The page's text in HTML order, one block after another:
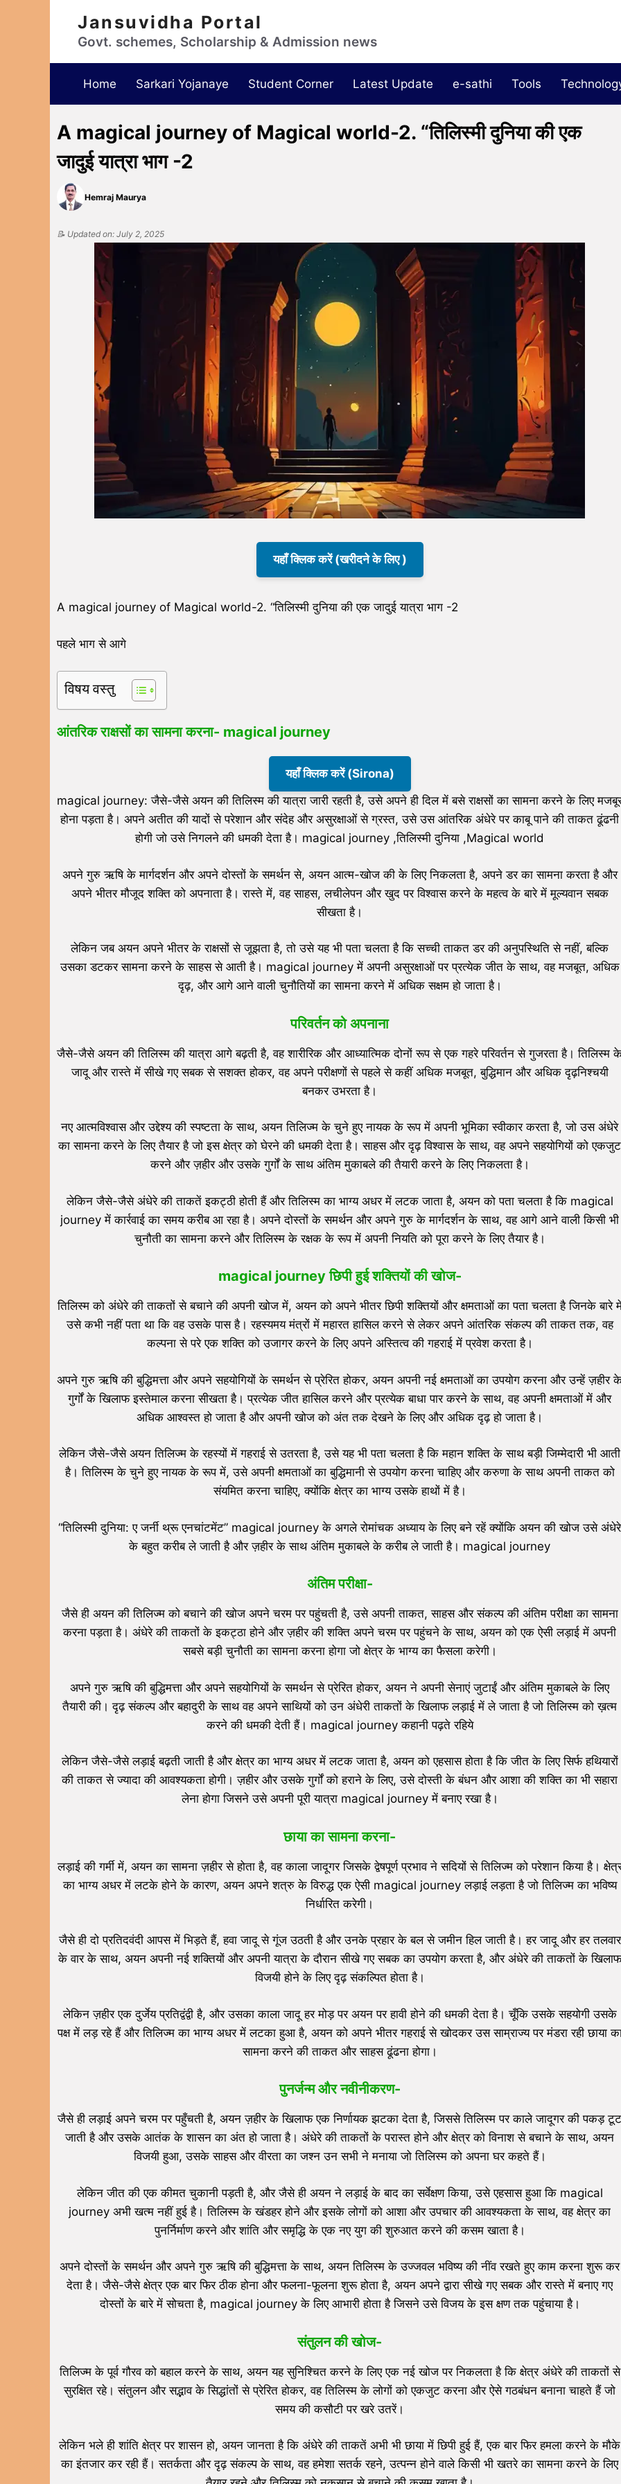
Jansuvidha Portal
Govt. schemes, Scholarship & Admission news
Home Sarkari Yojanaye Student Corner Latest Update e-sathi Tools
A magical journey of Magical world-2. “तिलिस्मी दुनिया की एक
जादुई यात्रा भाग -2
Hemraj Maurya
📝 Updated on: July 2, 2025
यहाँ क्लिक करें (खरीदने के लिए )
A magical journey of Magical world-2. “तिलिस्मी दुनिया की एक जादुई यात्रा भाग -2
पहले भाग से आगे
विषय वस्तु
आंतरिक राक्षसों का सामना करना- magical journey
यहाँ क्लिक करें (Sirona)
magical journey: जैसे-जैसे अयन की तिलिस्म की यात्रा जारी रहती है, उसे अपने ही दिल में बसे राक्षसों का सामना करने के लिए
होना पड़ता है। अपने अतीत की यादों से परेशान और संदेह और असुरक्षाओं से ग्रस्त, उसे उस आंतरिक अंधेरे पर काबू पाने की ताकत ढूंढनी
होगी जो उसे निगलने की धमकी देता है। magical journey ,तिलिस्मी दुनिया ,Magical world
अपने गुरु ऋषि के मार्गदर्शन और अपने दोस्तों के समर्थन से, अयन आत्म-खोज की के लिए निकलता है, अपने डर का सामना करता है और
अपने भीतर मौजूद शक्ति को अपनाता है। रास्ते में, वह साहस, लचीलेपन और खुद पर विश्वास करने के महत्व के बारे में मूल्यवान सबक
सीखता है।
लेकिन जब अयन अपने भीतर के राक्षसों से जूझता है, तो उसे यह भी पता चलता है कि सच्ची ताकत डर की अनुपस्थिति से नहीं, बल्कि
उसका डटकर सामना करने के साहस से आती है। magical journey में अपनी असुरक्षाओं पर प्रत्येक जीत के साथ, वह मजबूत, अधिक
दृढ़, और आगे आने वाली चुनौतियों का सामना करने में अधिक सक्षम हो जाता है।
परिवर्तन को अपनाना
जैसे-जैसे अयन की तिलिस्म की यात्रा आगे बढ़ती है, वह शारीरिक और आध्यात्मिक दोनों रूप से एक गहरे परिवर्तन से गुजरता है। तिलिस्म
जादू और रास्ते में सीखे गए सबक से सशक्त होकर, वह अपने परीक्षणों से पहले से कहीं अधिक मजबूत, बुद्धिमान और अधिक दृढ़निश्चयी
बनकर उभरता है।
नए आत्मविश्वास और उद्देश्य की स्पष्टता के साथ, अयन तिलिज्म के चुने हुए नायक के रूप में अपनी भूमिका स्वीकार करता है, जो उस अंधेरे
का सामना करने के लिए तैयार है जो इस क्षेत्र को घेरने की धमकी देता है। साहस और दृढ़ विश्वास के साथ, वह अपने सहयोगियों को एकजुट
करने और ज़हीर और उसके गुर्गों के साथ अंतिम मुकाबले की तैयारी करने के लिए निकलता है।
लेकिन जैसे-जैसे अंधेरे की ताकतें इकट्ठी होती हैं और तिलिस्म का भाग्य अधर में लटक जाता है, अयन को पता चलता है कि magical
journey में कार्रवाई का समय करीब आ रहा है। अपने दोस्तों के समर्थन और अपने गुरु के मार्गदर्शन के साथ, वह आगे आने वाली किसी भी
चुनौती का सामना करने और तिलिस्म के रक्षक के रूप में अपनी नियति को पूरा करने के लिए तैयार है।
magical journey छिपी हुई शक्तियों की खोज-
तिलिस्म को अंधेरे की ताकतों से बचाने की अपनी खोज में, अयन को अपने भीतर छिपी शक्तियों और क्षमताओं का पता चलता है जिनके बारे
उसे कभी नहीं पता था कि वह उसके पास है। रहस्यमय मंत्रों में महारत हासिल करने से लेकर अपने आंतरिक संकल्प की ताकत तक, वह
कल्पना से परे एक शक्ति को उजागर करने के लिए अपने अस्तित्व की गहराई में प्रवेश करता है।
अपने गुरु ऋषि की बुद्धिमत्ता और अपने सहयोगियों के समर्थन से प्रेरित होकर, अयन अपनी नई क्षमताओं का उपयोग करना और उन्हें ज़हीर
गुर्गों के खिलाफ इस्तेमाल करना सीखता है। प्रत्येक जीत हासिल करने और प्रत्येक बाधा पार करने के साथ, वह अपनी क्षमताओं में और
अधिक आश्वस्त हो जाता है और अपनी खोज को अंत तक देखने के लिए और अधिक दृढ़ हो जाता है।
लेकिन जैसे-जैसे अयन तिलिज्म के रहस्यों में गहराई से उतरता है, उसे यह भी पता चलता है कि महान शक्ति के साथ बड़ी जिम्मेदारी भी आती
है। तिलिस्म के चुने हुए नायक के रूप में, उसे अपनी क्षमताओं का बुद्धिमानी से उपयोग करना चाहिए और करुणा के साथ अपनी ताकत को
संयमित करना चाहिए, क्योंकि क्षेत्र का भाग्य उसके हाथों में है।
“तिलिस्मी दुनिया: ए जर्नी थ्रू एनचांटमेंट” magical journey के अगले रोमांचक अध्याय के लिए बने रहें क्योंकि अयन की खोज उसे अंधेरे
के बहुत करीब ले जाती है और ज़हीर के साथ अंतिम मुकाबले के करीब ले जाती है। magical journey
अंतिम परीक्षा-
जैसे ही अयन की तिलिज्म को बचाने की खोज अपने चरम पर पहुंचती है, उसे अपनी ताकत, साहस और संकल्प की अंतिम परीक्षा का सामना
करना पड़ता है। अंधेरे की ताकतों के इकट्ठा होने और ज़हीर की शक्ति अपने चरम पर पहुंचने के साथ, अयन को एक ऐसी लड़ाई में अपनी
सबसे बड़ी चुनौती का सामना करना होगा जो क्षेत्र के भाग्य का फैसला करेगी।
अपने गुरु ऋषि की बुद्धिमत्ता और अपने सहयोगियों के समर्थन से प्रेरित होकर, अयन ने अपनी सेनाएं जुटाईं और अंतिम मुकाबले के लिए
तैयारी की। दृढ़ संकल्प और बहादुरी के साथ वह अपने साथियों को उन अंधेरी ताकतों के खिलाफ लड़ाई में ले जाता है जो तिलिस्म को ख़त्म
करने की धमकी देती हैं। magical journey कहानी पढ़ते रहिये
लेकिन जैसे-जैसे लड़ाई बढ़ती जाती है और क्षेत्र का भाग्य अधर में लटक जाता है, अयन को एहसास होता है कि जीत के लिए सिर्फ हथियारों
की ताकत से ज्यादा की आवश्यकता होगी। ज़हीर और उसके गुर्गों को हराने के लिए, उसे दोस्ती के बंधन और आशा की शक्ति का भी सहारा
लेना होगा जिसने उसे अपनी पूरी यात्रा magical journey में बनाए रखा है।
छाया का सामना करना-
लड़ाई की गर्मी में, अयन का सामना ज़हीर से होता है, वह काला जादूगर जिसके द्वेषपूर्ण प्रभाव ने सदियों से तिलिज्म को परेशान किया है।
का भाग्य अधर में लटके होने के कारण, अयन अपने शत्रु के विरुद्ध एक ऐसी magical journey लड़ाई लड़ता है जो तिलिज्म का भविष्य
निर्धारित करेगी।
जैसे ही दो प्रतिदवंदी आपस में भिड़ते हैं, हवा जादू से गूंज उठती है और उनके प्रहार के बल से जमीन हिल जाती है। हर जादू और हर तलवार
के वार के साथ, अयन अपनी नई शक्तियों और अपनी यात्रा के दौरान सीखे गए सबक का उपयोग करता है, और अंधेरे की ताकतों के खिलाफ
विजयी होने के लिए दृढ़ संकल्पित होता है।
लेकिन ज़हीर एक दुर्जेय प्रतिद्वंद्वी है, और उसका काला जादू हर मोड़ पर अयन पर हावी होने की धमकी देता है। चूँकि उसके सहयोगी उसके
पक्ष में लड़ रहे हैं और तिलिज्म का भाग्य अधर में लटका हुआ है, अयन को अपने भीतर गहराई से खोदकर उस साम्राज्य पर मंडरा रही छाया
सामना करने की ताकत और साहस ढूंढना होगा।
पुनर्जन्म और नवीनीकरण-
जैसे ही लड़ाई अपने चरम पर पहुँचती है, अयन ज़हीर के खिलाफ एक निर्णायक झटका देता है, जिससे तिलिस्म पर काले जादूगर की पकड़ टूट
जाती है और उसके आतंक के शासन का अंत हो जाता है। अंधेरे की ताकतों के परास्त होने और क्षेत्र को विनाश से बचाने के साथ, अयन
विजयी हुआ, उसके साहस और वीरता का जश्न उन सभी ने मनाया जो तिलिस्म को अपना घर कहते हैं।
लेकिन जीत की एक कीमत चुकानी पड़ती है, और जैसे ही अयन ने लड़ाई के बाद का सर्वेक्षण किया, उसे एहसास हुआ कि magical
journey अभी खत्म नहीं हुई है। तिलिस्म के खंडहर होने और इसके लोगों को आशा और उपचार की आवश्यकता के साथ, वह क्षेत्र का
पुनर्निर्माण करने और शांति और समृद्धि के एक नए युग की शुरुआत करने की कसम खाता है।
अपने दोस्तों के समर्थन और अपने गुरु ऋषि की बुद्धिमत्ता के साथ, अयन तिलिस्म के उज्जवल भविष्य की नींव रखते हुए काम करना शुरू कर
देता है। जैसे-जैसे क्षेत्र एक बार फिर ठीक होना और फलना-फूलना शुरू होता है, अयन अपने द्वारा सीखे गए सबक और रास्ते में बनाए गए
दोस्तों के बारे में सोचता है, magical journey के लिए आभारी होता है जिसने उसे विजय के इस क्षण तक पहुंचाया है।
संतुलन की खोज-
तिलिज्म के पूर्व गौरव को बहाल करने के साथ, अयन यह सुनिश्चित करने के लिए एक नई खोज पर निकलता है कि क्षेत्र अंधेरे की ताकतों से
सुरक्षित रहे। संतुलन और सद्भाव के सिद्धांतों से प्रेरित होकर, वह तिलिस्म के लोगों को एकजुट करना और ऐसे गठबंधन बनाना चाहते हैं जो
समय की कसौटी पर खरे उतरें।
लेकिन भले ही शांति क्षेत्र पर शासन हो, अयन जानता है कि अंधेरे की ताकतें अभी भी छाया में छिपी हुई हैं, एक बार फिर हमला करने के मौके
का इंतजार कर रही हैं। सतर्कता और दृढ़ संकल्प के साथ, वह हमेशा सतर्क रहने, उत्पन्न होने वाले किसी भी खतरे का सामना करने के लिए